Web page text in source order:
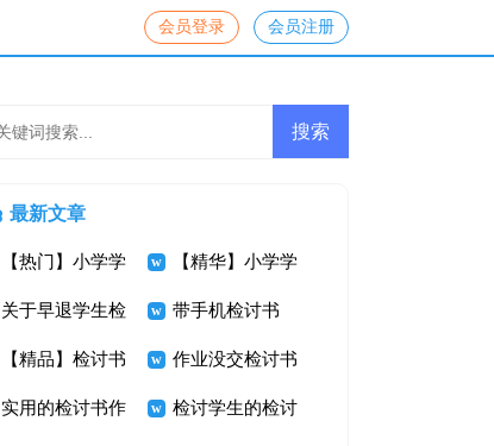
会员登录 会员注册
最新文章
【热门】小学学
生检讨书模板合
集十篇
【精华】小学学
生检讨书4篇
关于早退学生检
讨书四篇
带手机检讨书
【精品】检讨书
作文7篇
作业没交检讨书
实用的检讨书作 检讨学生的检讨